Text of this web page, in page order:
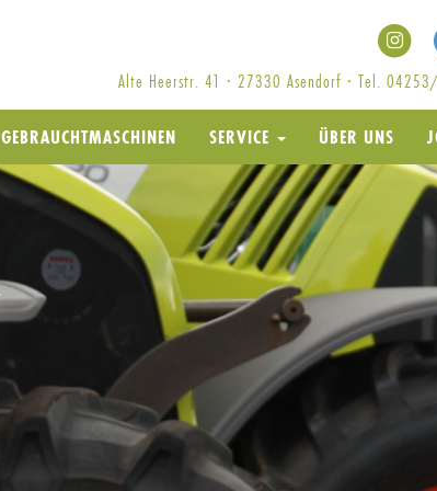
Alte Heerstr. 41 · 27330 Asendorf · Tel.
GEBRAUCHTMASCHINEN SERVICE ÜBER UNS